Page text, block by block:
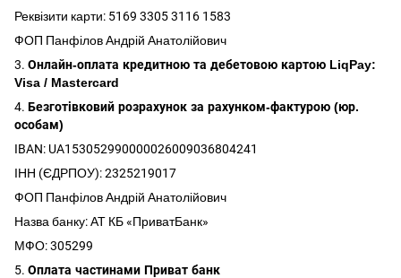
Реквізити карти: 5169 3305 3116 1583
ФОП Панфілов Андрій Анатолійович
3. Онлайн-оплата кредитною та дебетовою картою LiqPay:
Visa / Mastercard
4. Безготівковий розрахунок за рахунком-фактурою (юр.
особам)
IBAN: UA153052990000026009036804241
ІНН (ЄДРПОУ): 2325219017
ФОП Панфілов Андрій Анатолійович
Назва банку: АТ КБ «ПриватБанк»
МФО: 305299
5. Оплата частинами Приват банк